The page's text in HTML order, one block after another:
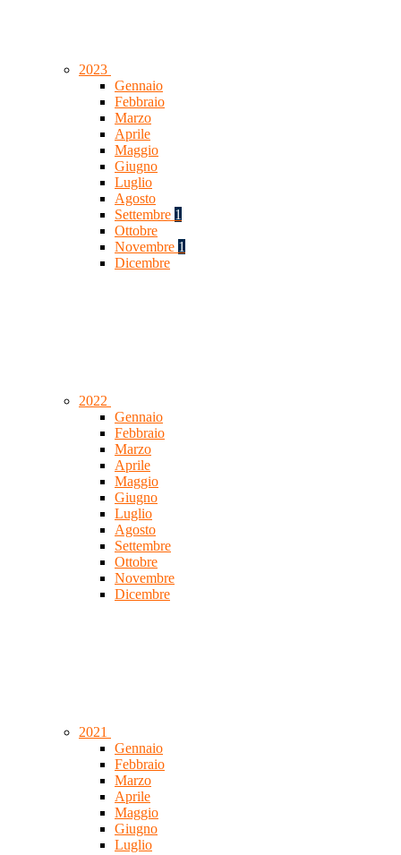
2023
Gennaio
Febbraio
Marzo
Aprile
Maggio
Giugno
Luglio
Agosto
Settembre 1
Ottobre
Novembre 1
Dicembre
2022
Gennaio
Febbraio
Marzo
Aprile
Maggio
Giugno
Luglio
Agosto
Settembre
Ottobre
Novembre
Dicembre
2021
Gennaio
Febbraio
Marzo
Aprile
Maggio
Giugno
Luglio